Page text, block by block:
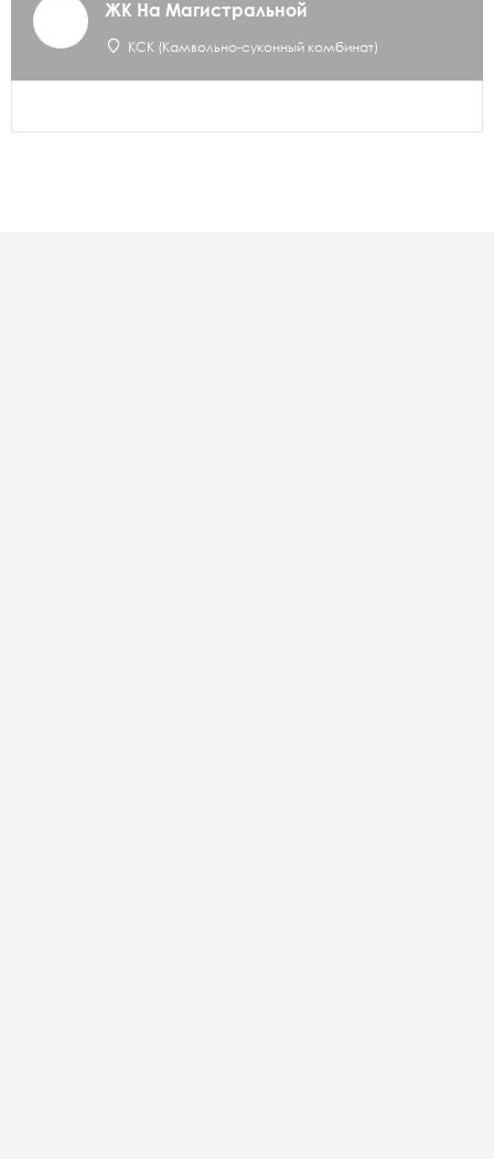
ЖК На Магистральной
КСК (Камвольно-суконный комбинат)